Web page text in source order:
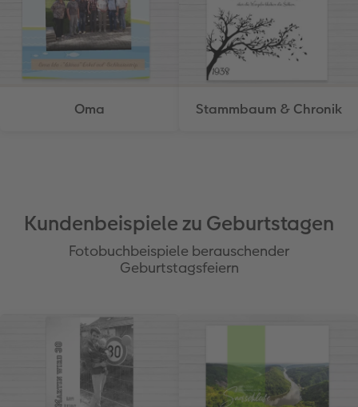
Oma Stammbaum & Chronik
Kundenbeispiele zu Geburtstagen
Fotobuchbeispiele berauschender
Geburtstagsfeiern